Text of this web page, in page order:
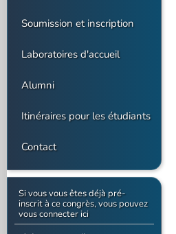
Soumission et inscription
Laboratoires d'accueil
Alumni
Itinéraires pour les étudiants
Contact
Si vous vous êtes déjà pré-
inscrit à ce congrès, vous pouvez
vous connecter ici